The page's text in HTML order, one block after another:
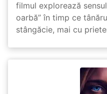
filmul explorează
oarbă” în timp ce
stângăcie, mai cu